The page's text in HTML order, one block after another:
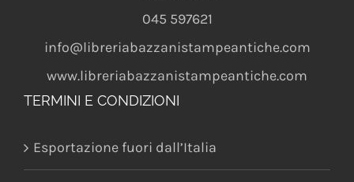
045 597621
info@libreriabazzanistampeantiche.com
www.libreriabazzanistampeantiche.com
TERMINI E CONDIZIONI
Esportazione fuori dall’Italia